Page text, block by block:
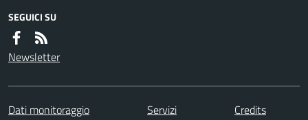
SEGUICI SU
Newsletter
Dati monitoraggio Servizi
Credits